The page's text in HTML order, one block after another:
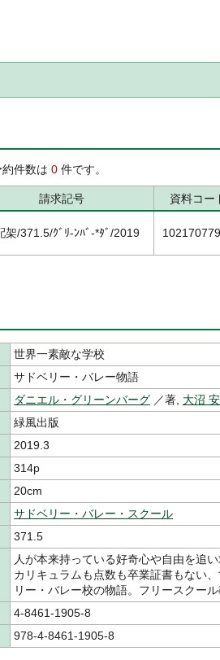
件数は 0 件です。
請求記号 資料コー
架/371.5/ｸﾞﾘ-ﾝﾊﾞ-*ﾀﾞ/2019
世界一素敵な学校
サドベリー・バレー物語
ダニエル・グリーンバーグ ／著, 大沼
緑風出版
2019.3
314p
20cm
サドベリー・バレー・スクール
371.5
人が本来持っている好奇心や自由を追
カリキュラムも点数も卒業証書もない
リー・バレー校の物語。フリースクー
4-8461-1905-8
978-4-8461-1905-8